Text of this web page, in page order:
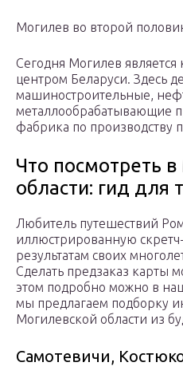
Могилев во второй
Сегодня Могилев
центром Беларуси. Здесь
машиностроительные,
металлообрабатывающие
фабрика по производству
Что посмотреть
области: гид для
Любитель путешествий
иллюстрированную
результатам своих
Сделать предзаказ карты
этом подробно можно в
мы предлагаем подборку
Могилевской области из
Самотевичи,